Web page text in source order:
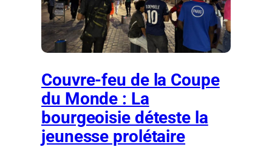
Couvre-feu de la Coupe
du Monde : La
bourgeoisie déteste la
jeunesse prolétaire